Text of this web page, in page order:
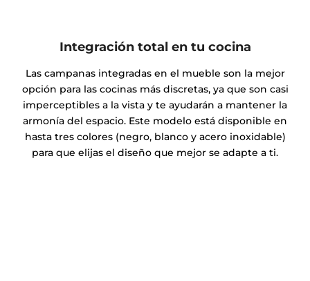
Integración total en tu cocina
Las campanas integradas en el mueble son la mejor
opción para las cocinas más discretas, ya que son casi
imperceptibles a la vista y te ayudarán a mantener la
armonía del espacio. Este modelo está disponible en
hasta tres colores (negro, blanco y acero inoxidable)
para que elijas el diseño que mejor se adapte a ti.